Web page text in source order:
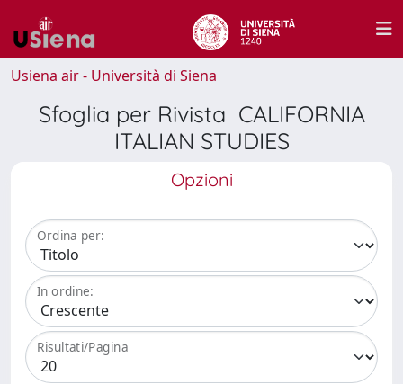
Usiena air - Università di Siena
Sfoglia per Rivista CALIFORNIA
ITALIAN STUDIES
Opzioni
Ordina per:
In ordine:
Risultati/Pagina